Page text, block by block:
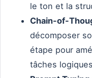
le ton et la
Chain-of-
décomposer
étape pour
tâches